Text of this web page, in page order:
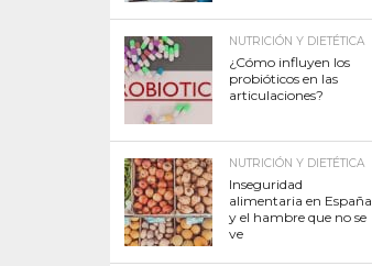
NUTRICIÓN Y DIETÉTICA
¿Cómo influyen los
probióticos en las
articulaciones?
NUTRICIÓN Y DIETÉTICA
Inseguridad
alimentaria en España
y el hambre que no se
ve